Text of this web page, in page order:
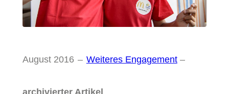
August 2016 – Weiteres Engagement–
archivierter Artikel